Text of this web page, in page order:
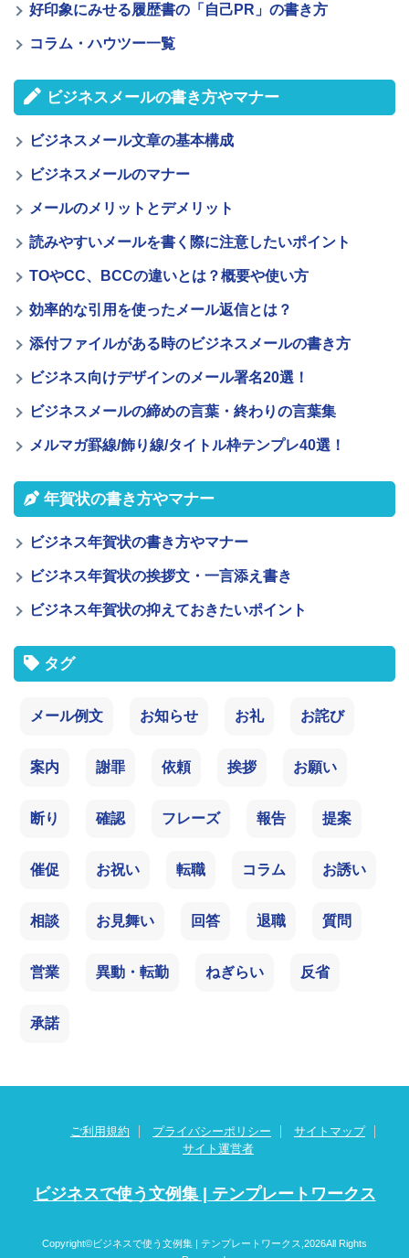
好印象にみせる履歴書の「自己PR」の書き方
コラム・ハウツー一覧
ビジネスメールの書き方やマナー
ビジネスメール文章の基本構成
ビジネスメールのマナー
メールのメリットとデメリット
読みやすいメールを書く際に注意したいポイント
TOやCC、BCCの違いとは？概要や使い方
効率的な引用を使ったメール返信とは？
添付ファイルがある時のビジネスメールの書き方
ビジネス向けデザインのメール署名20選！
ビジネスメールの締めの言葉・終わりの言葉集
メルマガ罫線/飾り線/タイトル枠テンプレ40選！
年賀状の書き方やマナー
ビジネス年賀状の書き方やマナー
ビジネス年賀状の挨拶文・一言添え書き
ビジネス年賀状の抑えておきたいポイント
タグ
メール例文 お知らせ お礼 お詫び
案内 謝罪 依頼 挨拶 お願い
断り 確認 フレーズ 報告 提案
催促 お祝い 転職 コラム お誘い
相談 お見舞い 回答 退職 質問
営業 異動・転勤 ねぎらい 反省
承諾
ご利用規約 プライバシーポリシー
サイトマップ
サイト運営者
ビジネスで使う文例集 | テンプレートワークス
Copyright©ビジネスで使う文例集 | テンプレートワークス,2026All Rights